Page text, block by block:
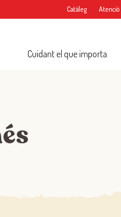
Catàleg Atenció
Cuidant el que importa